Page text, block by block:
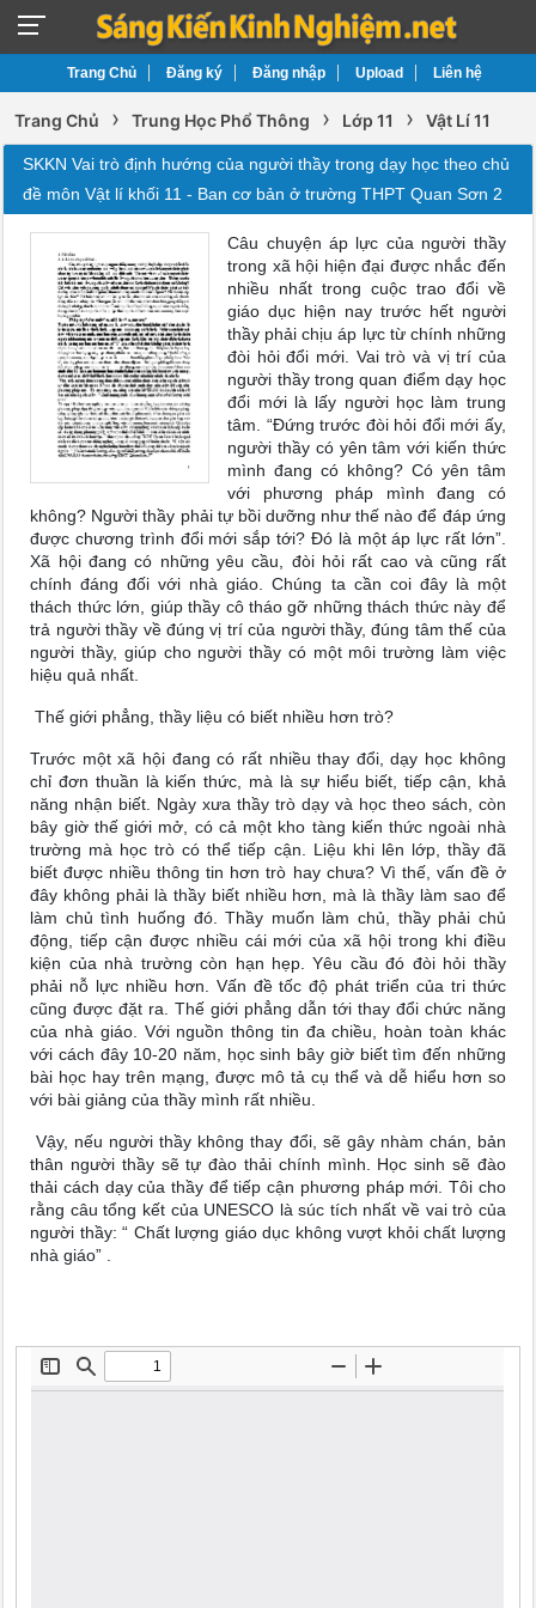
Trang Chủ Đăng ký Đăng nhập Upload Liên hệ
Trang Chủ › Trung Học Phổ Thông › Lớp 11 › Vật Lí 11
SKKN Vai trò định hướng của người thầy trong dạy học theo chủ
đề môn Vật lí khối 11 - Ban cơ bản ở trường THPT Quan Sơn 2
Câu chuyện áp lực của người thầy
trong xã hội hiện đại được nhắc đến
nhiều nhất trong cuộc trao đổi về
giáo dục hiện nay trước hết người
thầy phải chịu áp lực từ chính những
đòi hỏi đổi mới. Vai trò và vị trí của
người thầy trong quan điểm dạy học
đổi mới là lấy người học làm trung
tâm. “Đứng trước đòi hỏi đổi mới ấy,
người thầy có yên tâm với kiến thức
mình đang có không? Có yên tâm
với phương pháp mình đang có
không? Người thầy phải tự bồi dưỡng như thế nào để đáp ứng
được chương trình đổi mới sắp tới? Đó là một áp lực rất lớn”.
Xã hội đang có những yêu cầu, đòi hỏi rất cao và cũng rất
chính đáng đối với nhà giáo. Chúng ta cần coi đây là một
thách thức lớn, giúp thầy cô tháo gỡ những thách thức này để
trả người thầy về đúng vị trí của người thầy, đúng tâm thế của
người thầy, giúp cho người thầy có một môi trường làm việc
hiệu quả nhất.
Thế giới phẳng, thầy liệu có biết nhiều hơn trò?
Trước một xã hội đang có rất nhiều thay đổi, dạy học không
chỉ đơn thuần là kiến thức, mà là sự hiểu biết, tiếp cận, khả
năng nhận biết. Ngày xưa thầy trò dạy và học theo sách, còn
bây giờ thế giới mở, có cả một kho tàng kiến thức ngoài nhà
trường mà học trò có thể tiếp cận. Liệu khi lên lớp, thầy đã
biết được nhiều thông tin hơn trò hay chưa? Vì thế, vấn đề ở
đây không phải là thầy biết nhiều hơn, mà là thầy làm sao để
làm chủ tình huống đó. Thầy muốn làm chủ, thầy phải chủ
động, tiếp cận được nhiều cái mới của xã hội trong khi điều
kiện của nhà trường còn hạn hẹp. Yêu cầu đó đòi hỏi thầy
phải nỗ lực nhiều hơn. Vấn đề tốc độ phát triển của tri thức
cũng được đặt ra. Thế giới phẳng dẫn tới thay đổi chức năng
của nhà giáo. Với nguồn thông tin đa chiều, hoàn toàn khác
với cách đây 10-20 năm, học sinh bây giờ biết tìm đến những
bài học hay trên mạng, được mô tả cụ thể và dễ hiểu hơn so
với bài giảng của thầy mình rất nhiều.
Vậy, nếu người thầy không thay đổi, sẽ gây nhàm chán, bản
thân người thầy sẽ tự đào thải chính mình. Học sinh sẽ đào
thải cách dạy của thầy để tiếp cận phương pháp mới. Tôi cho
rằng câu tổng kết của UNESCO là súc tích nhất về vai trò của
người thầy: “ Chất lượng giáo dục không vượt khỏi chất lượng
nhà giáo” .